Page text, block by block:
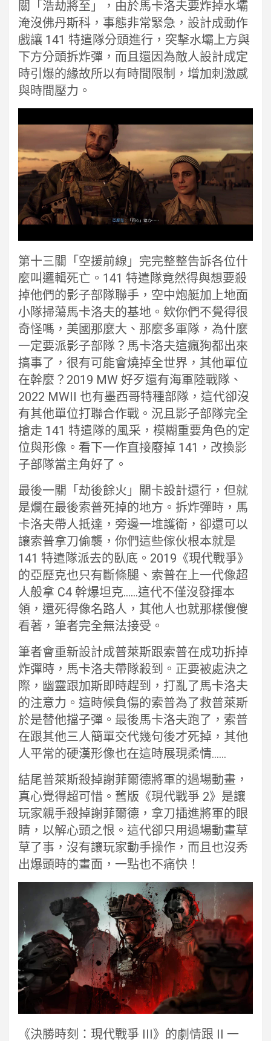
關「浩劫將至」，由於馬卡洛夫要炸掉水壩
淹沒佛丹斯科，事態非常緊急，設計成動作
戲讓 141 特遣隊分頭進行，突擊水壩上方與
下方分頭拆炸彈，而且還因為敵人設計成定
時引爆的緣故所以有時間限制，增加刺激感
與時間壓力。
第十三關「空援前線」完完整整告訴各位什
麼叫邏輯死亡。141 特遣隊竟然得與想要殺
掉他們的影子部隊聯手，空中炮艇加上地面
小隊掃蕩馬卡洛夫的基地。欸你們不覺得很
奇怪嗎，美國那麼大、那麼多軍隊，為什麼
一定要派影子部隊？馬卡洛夫這瘋狗都出來
搞事了，很有可能會燒掉全世界，其他單位
在幹麼？2019 MW 好歹還有海軍陸戰隊、
2022 MWII 也有墨西哥特種部隊，這代卻沒
有其他單位打聯合作戰。況且影子部隊完全
搶走 141 特遣隊的風采，模糊重要角色的定
位與形像。看下一作直接廢掉 141，改換影
子部隊當主角好了。
最後一關「劫後餘火」關卡設計還行，但就
是爛在最後索普死掉的地方。拆炸彈時，馬
卡洛夫帶人抵達，旁邊一堆護衛，卻還可以
讓索普拿刀偷襲，你們這些傢伙根本就是
141 特遣隊派去的臥底。2019《現代戰爭》
的亞歷克也只有斷條腿、索普在上一代像超
人般拿 C4 幹爆坦克……這代不僅沒發揮本
領，還死得像名路人，其他人也就那樣傻傻
看著，筆者完全無法接受。
筆者會重新設計成普萊斯跟索普在成功拆掉
炸彈時，馬卡洛夫帶隊殺到。正要被處決之
際，幽靈跟加斯即時趕到，打亂了馬卡洛夫
的注意力。這時候負傷的索普為了救普萊斯
於是替他擋子彈。最後馬卡洛夫跑了，索普
在跟其他三人簡單交代幾句後才死掉，其他
人平常的硬漢形像也在這時展現柔情……
結尾普萊斯殺掉謝菲爾德將軍的過場動畫，
真心覺得超可惜。舊版《現代戰爭 2》是讓
玩家親手殺掉謝菲爾德，拿刀插進將軍的眼
睛，以解心頭之恨。這代卻只用過場動畫草
草了事，沒有讓玩家動手操作，而且也沒秀
出爆頭時的畫面，一點也不痛快！
《決勝時刻：現代戰爭 III》的劇情跟 II 一